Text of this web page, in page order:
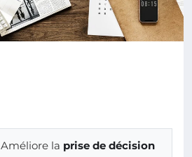
Améliore la prise de décision